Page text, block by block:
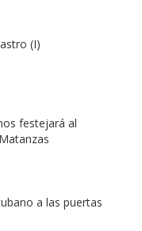
(I)
festejará al
a las puertas